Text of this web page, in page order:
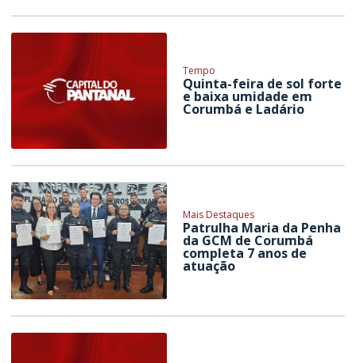
Tempo
Quinta-feira de sol forte
e baixa umidade em
Corumbá e Ladário
Mais Destaques
Patrulha Maria da Penha
da GCM de Corumbá
completa 7 anos de
atuação